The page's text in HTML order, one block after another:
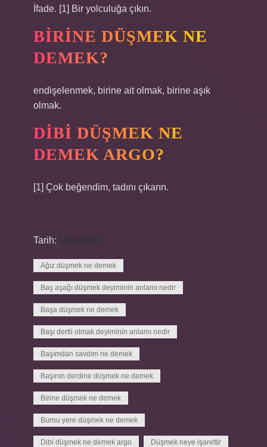
İfade. [1] Bir yolculuğa çıkın.
BIRINE DÜŞMEK NE
DEMEK?
endişelenmek, birine ait olmak, birine aşık
olmak.
DIBI DÜŞMEK NE
DEMEK ARGO?
[1] Çok beğendim, tadını çıkarın.
Tarih:
Ağız düşmek ne demek
Baş aşağı düşmek deyiminin anlamı nedir
Başa düşmek ne demek
Başı dertli olmak deyiminin anlamı nedir
Başımdan savdım ne demek
Başının derdine düşmek ne demek
Birine düşmek ne demek
Burnu yere düşmek ne demek
Dibi düşmek ne demek argo Düşmek neye işarettir